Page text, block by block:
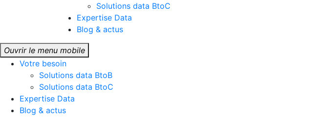
Solutions data BtoC
Expertise Data
Blog & actus
Ouvrir le menu mobile
Votre besoin
Solutions data BtoB
Solutions data BtoC
Expertise Data
Blog & actus